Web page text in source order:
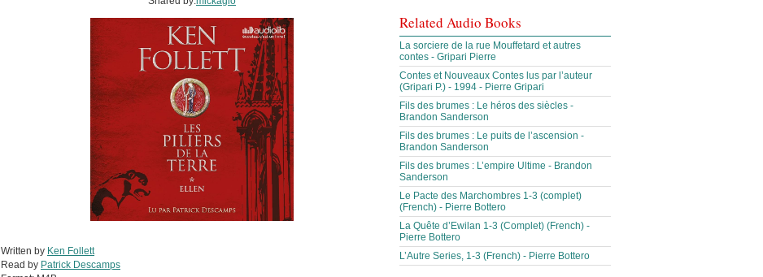
Written by Ken Follett
Read by Patrick Descamps
Related Audio Books
La sorciere de la rue Mouffetard et autres
contes - Gripari Pierre
Contes et Nouveaux Contes lus par l’auteur
(Gripari P.) - 1994 - Pierre Gripari
Fils des brumes : Le héros des siècles -
Brandon Sanderson
Fils des brumes : Le puits de l’ascension -
Brandon Sanderson
Fils des brumes : L’empire Ultime - Brandon
Sanderson
Le Pacte des Marchombres 1-3 (complet)
(French) - Pierre Bottero
La Quête d’Ewilan 1-3 (Complet) (French) -
Pierre Bottero
L’Autre Series, 1-3 (French) - Pierre Bottero